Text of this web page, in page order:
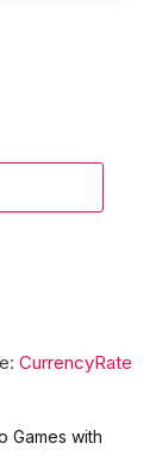
CurrencyRate
Games with